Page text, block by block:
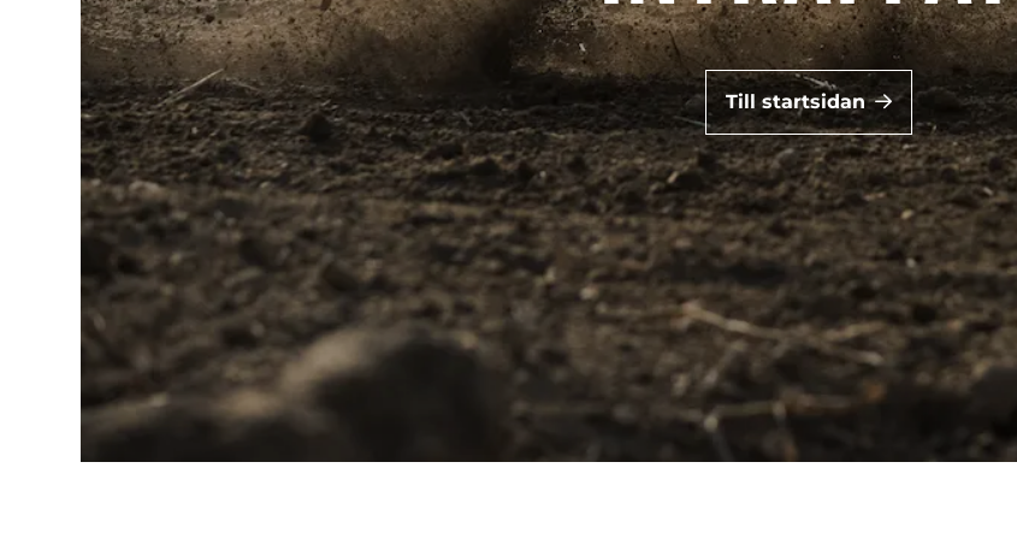
Till startsidan